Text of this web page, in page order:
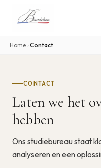
Home ›Contact
CONTACT
Laten we het
hebben
Ons studiebureau staat
analyseren en een